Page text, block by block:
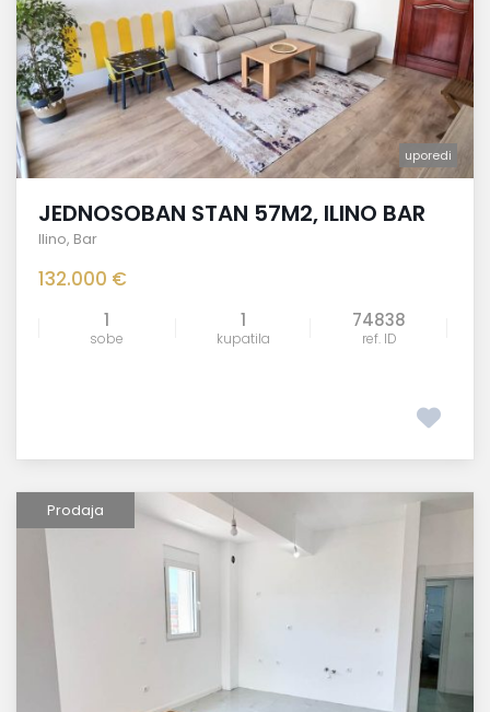
uporedi
JEDNOSOBAN STAN 57M2, ILINO BAR
Ilino, Bar
132.000 €
1
sobe
1
kupatila
74838
ref. ID
Prodaja